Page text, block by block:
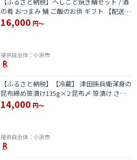
の肴 おつまみ 鯖 ご飯のお供 ギフト 【配送不
可地域：北海道・沖縄・離島】 [BFAA061]
16,000 円～
提供自治体：小浜市
【ふるさと納税】【冷蔵】 津田孫兵衛渾身の
昆布締め笹漬け135g×2 昆布〆 笹漬け ささ
漬け 小浜市 / 津田孫兵衛 【配送不可地域：離
島】[BFAE042]
14,000 円～
提供自治体：小浜市